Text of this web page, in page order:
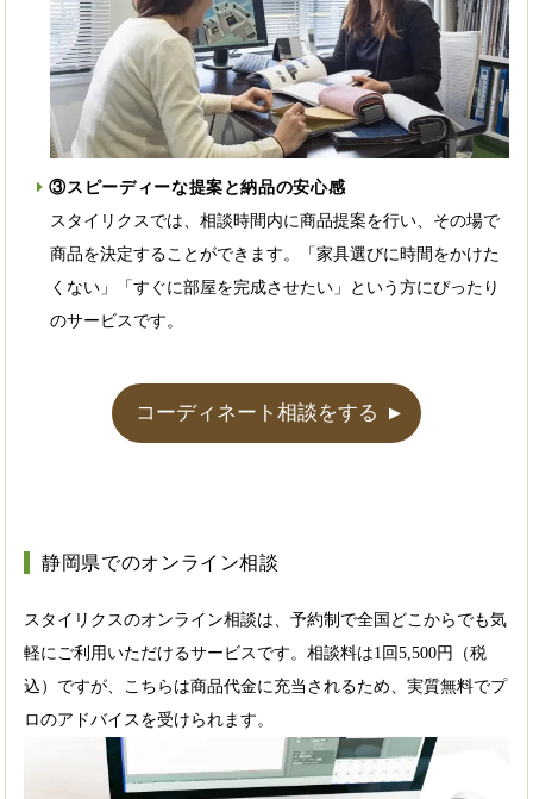
③スピーディーな提案と納品の安心感
スタイリクスでは、相談時間内に商品提案を行い、その場で
商品を決定することができます。「家具選びに時間をかけた
くない」「すぐに部屋を完成させたい」という方にぴったり
のサービスです。
コーディネート相談をする ▲
静岡県でのオンライン相談
スタイリクスのオンライン相談は、予約制で全国どこからでも気
軽にご利用いただけるサービスです。相談料は1回5,500円（税
込）ですが、こちらは商品代金に充当されるため、実質無料でプ
ロのアドバイスを受けられます。